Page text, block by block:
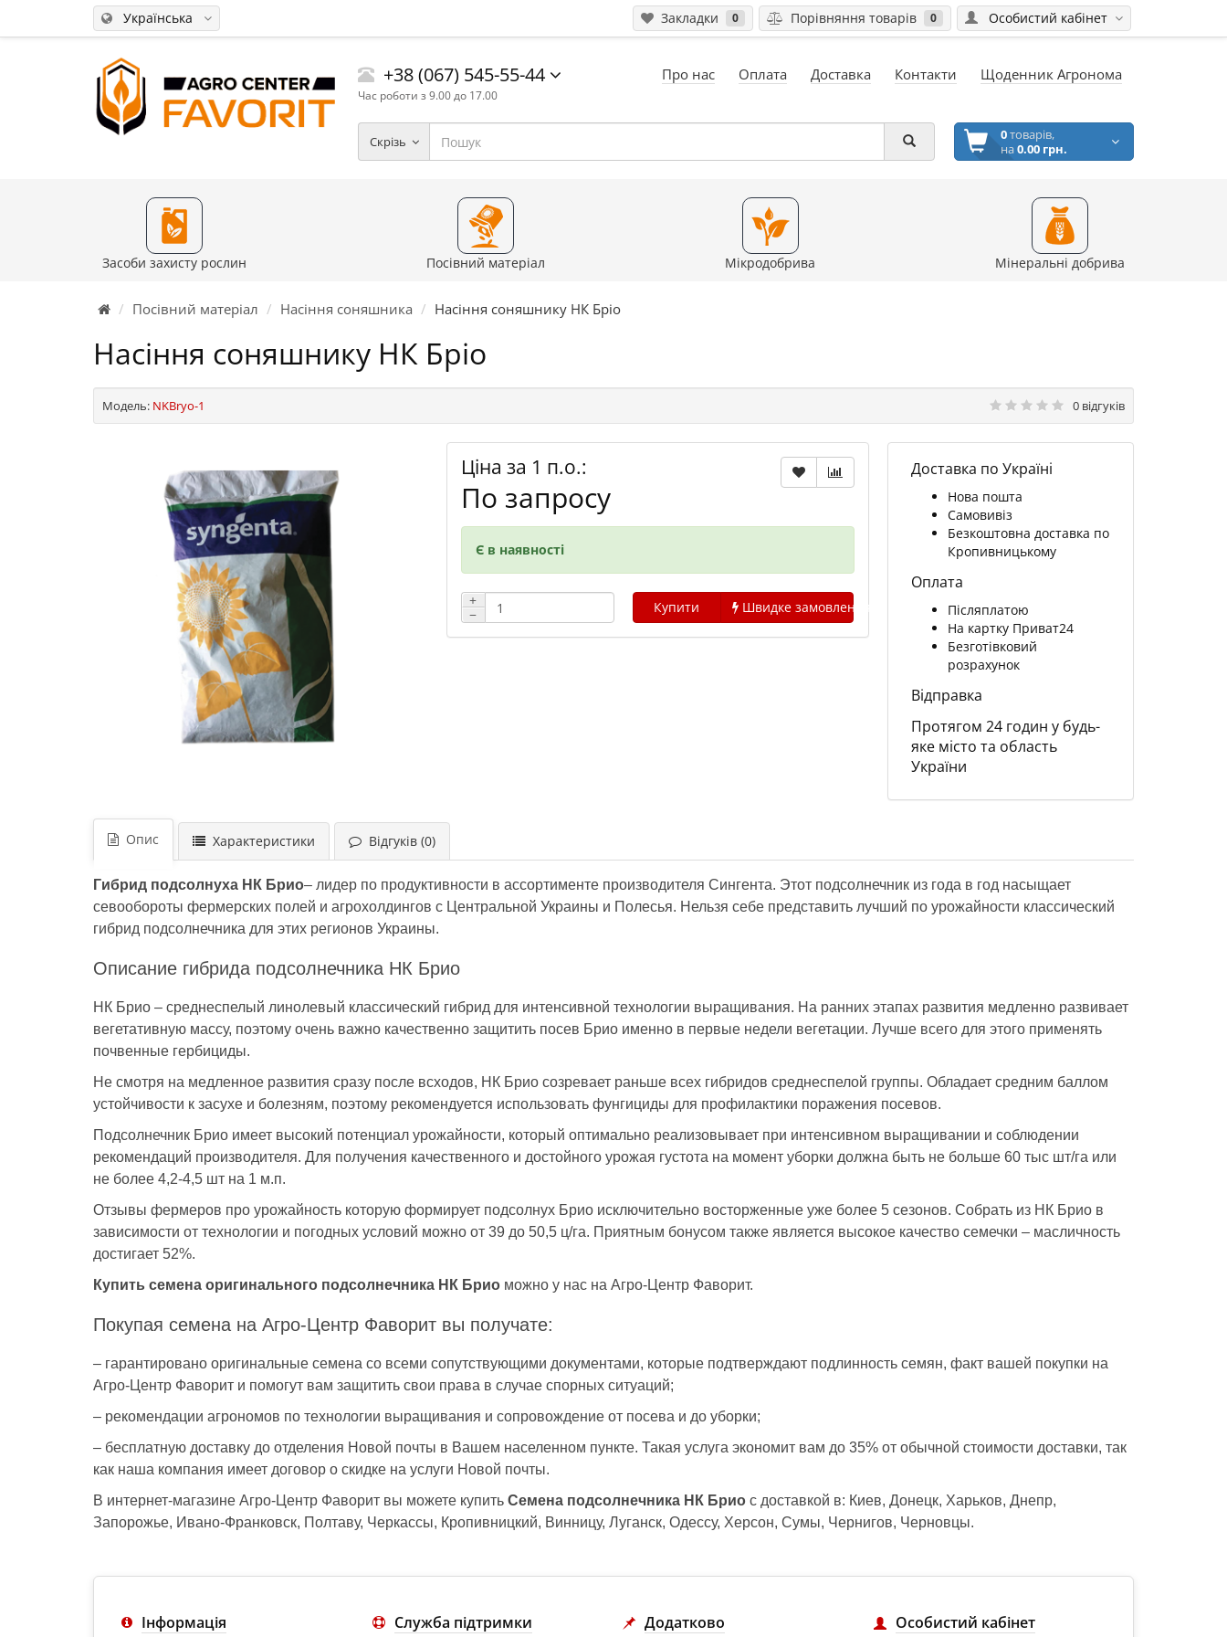
Українська Особистий кабінет
Закладки 0 Порівняння товарів 0
+38 (067) 545-55-44
Час роботи з 9.00 до 17.00
Про нас Оплата Доставка Контакти Щоденник Агронома
Скрізь 0товарів,
на0.00 грн.
Засоби захисту рослин Посівний матеріал Мікродобрива Мінеральні добрива
Посівний матеріал Насіння соняшника Насіння соняшнику НК Бріо
Насіння соняшнику НК Бріо
Модель: NKBryo-1 0 відгуків
Ціна за 1 п.о.:
По запросу
Є в наявності
+
−
Купити Швидке замовлення
Доставка по Україні
Нова пошта
Самовивіз
Безкоштовна доставка по
Кропивницькому
Оплата
Післяплатою
На картку Приват24
Безготівковий
розрахунок
Відправка
Протягом 24 годин у будь-
яке місто та область
України
Опис Характеристики Відгуків (0)
Гибрид подсолнуха НК Брио– лидер по продуктивности в ассортименте производителя Сингента. Этот подсолнечник из года в год насыщает
севообороты фермерских полей и агрохолдингов с Центральной Украины и Полесья. Нельзя себе представить лучший по урожайности классический
гибрид подсолнечника для этих регионов Украины.
Описание гибрида подсолнечника НК Брио
НК Брио – среднеспелый линолевый классический гибрид для интенсивной технологии выращивания. На ранних этапах развития медленно развивает
вегетативную массу, поэтому очень важно качественно защитить посев Брио именно в первые недели вегетации. Лучше всего для этого применять
почвенные гербициды.
Не смотря на медленное развития сразу после всходов, НК Брио созревает раньше всех гибридов среднеспелой группы. Обладает средним баллом
устойчивости к засухе и болезням, поэтому рекомендуется использовать фунгициды для профилактики поражения посевов.
Подсолнечник Брио имеет высокий потенциал урожайности, который оптимально реализовывает при интенсивном выращивании и соблюдении
рекомендаций производителя. Для получения качественного и достойного урожая густота на момент уборки должна быть не больше 60 тыс шт/га или
не более 4,2-4,5 шт на 1 м.п.
Отзывы фермеров про урожайность которую формирует подсолнух Брио исключительно восторженные уже более 5 сезонов. Собрать из НК Брио в
зависимости от технологии и погодных условий можно от 39 до 50,5 ц/га. Приятным бонусом также является высокое качество семечки – масличность
достигает 52%.
Купить семена оригинального подсолнечника НК Брио можно у нас на Агро-Центр Фаворит.
Покупая семена на Агро-Центр Фаворит вы получате:
– гарантировано оригинальные семена со всеми сопутствующими документами, которые подтверждают подлинность семян, факт вашей покупки на
Агро-Центр Фаворит и помогут вам защитить свои права в случае спорных ситуаций;
– рекомендации агрономов по технологии выращивания и сопровождение от посева и до уборки;
– бесплатную доставку до отделения Новой почты в Вашем населенном пункте. Такая услуга экономит вам до 35% от обычной стоимости доставки, так
как наша компания имеет договор о скидке на услуги Новой почты.
В интернет-магазине Агро-Центр Фаворит вы можете купить Семена подсолнечника НК Брио с доставкой в: Киев, Донецк, Харьков, Днепр,
Запорожье, Ивано-Франковск, Полтаву, Черкассы, Кропивницкий, Винницу, Луганск, Одессу, Херсон, Сумы, Чернигов, Черновцы.
Інформація Служба підтримки Додатково Особистий кабінет